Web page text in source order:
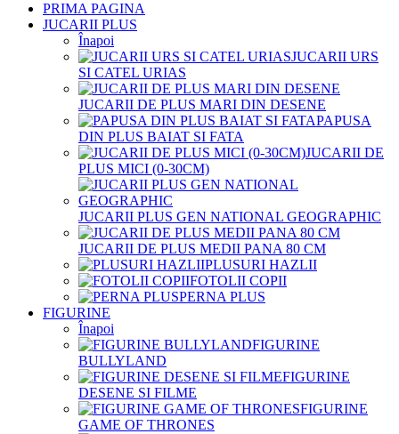
PRIMA PAGINA
JUCARII PLUS
Înapoi
JUCARII URS
SI CATEL URIAS
JUCARII DE PLUS MARI DIN DESENE
PAPUSA
DIN PLUS BAIAT SI FATA
JUCARII DE
PLUS MICI (0-30CM)
JUCARII PLUS GEN NATIONAL GEOGRAPHIC
JUCARII DE PLUS MEDII PANA 80 CM
PLUSURI HAZLII
FOTOLII COPII
PERNA PLUS
FIGURINE
Înapoi
FIGURINE
BULLYLAND
FIGURINE
DESENE SI FILME
FIGURINE
GAME OF THRONES